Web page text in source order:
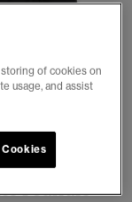
Fourrure
of cookies on
usage, and assist